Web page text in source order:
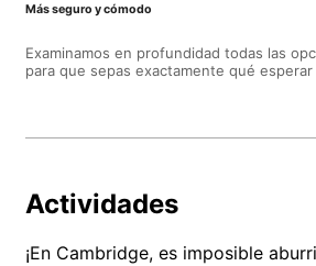
Más seguro y cómodo
Examinamos en profundidad todas las
para que sepas exactamente qué
Actividades
¡En Cambridge, es imposible